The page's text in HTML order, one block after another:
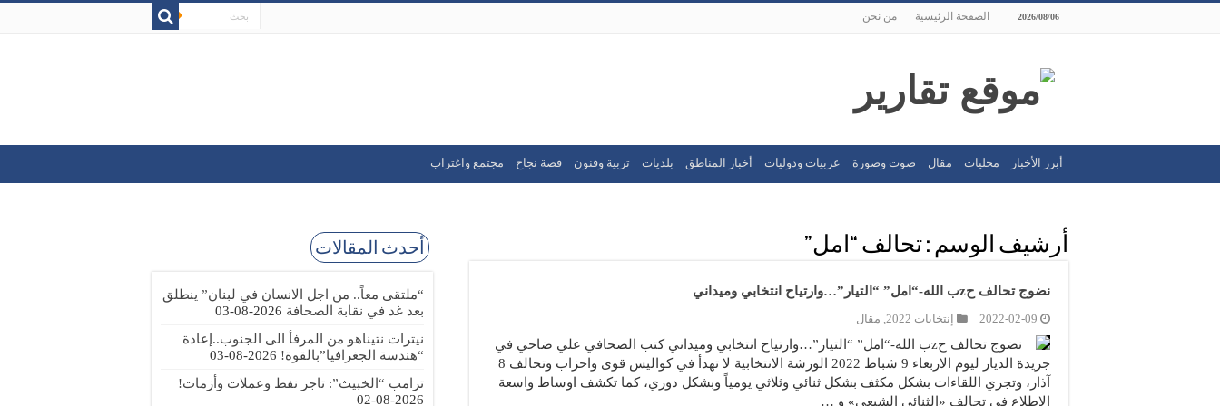
2026/08/06 الصفحة الرئيسية من نحن
أبرز الأخبار محليات مقال صوت وصورة عربيات ودوليات أخبار المناطق بلديات تربية وفنون قصة نجاح مجتمع واغتراب
أرشيف الوسم :تحالف “امل”
نضوج تحالف حzب الله-“امل” “التيار”…وارتياح انتخابي وميداني
2022-02-09 إنتخابات 2022 مقال
نضوج تحالف حzب الله-“امل” “التيار”…وارتياح انتخابي وميداني كتب الصحافي علي ضاحي في
جريدة الديار ليوم الاربعاء 9 شباط 2022 الورشة الانتخابية لا تهدأ في كواليس قوى واحزاب وتحالف 8
آذار، وتجري اللقاءات بشكل مكثف بشكل ثنائي وثلاثي يومياً وبشكل دوري، كما تكشف اوساط واسعة
الاطلاع في تحالف «الثنائي الشيعي» و …
أحدث المقالات
“ملتقى معاً.. من اجل الانسان في لبنان” ينطلق
بعد غد في نقابة الصحافة 2026-08-03
نيترات نتيناهو من المرفأ الى الجنوب..إعادة
“هندسة الجغرافيا”بالقوة! 2026-08-03
ترامب “الخبيث”: تاجر نفط وعملات وأزمات!
2026-08-02